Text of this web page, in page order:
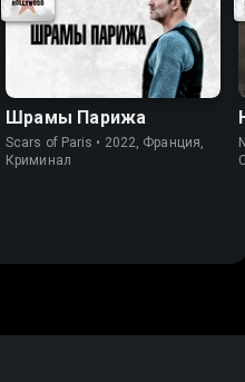
Шрамы Парижа
Scars of Paris • 2022, Франция,
Криминал